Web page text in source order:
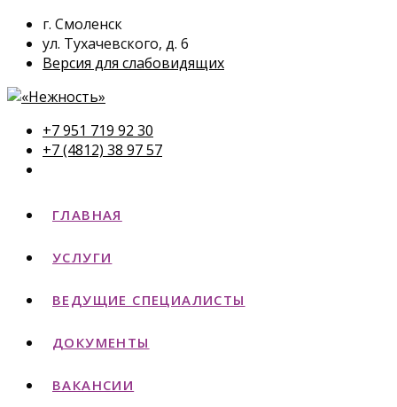
г. Смоленск
ул. Тухачевского, д. 6
Версия для слабовидящих
+7 951 719 92 30
+7 (4812) 38 97 57
ГЛАВНАЯ
УСЛУГИ
ВЕДУЩИЕ СПЕЦИАЛИСТЫ
ДОКУМЕНТЫ
ВАКАНСИИ